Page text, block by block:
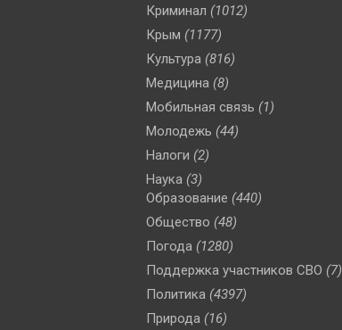
Криминал (1012)
Крым (1177)
Культура (816)
Медицина (8)
Мобильная связь (1)
Молодежь (44)
Налоги (2)
Наука (3)
Образование (440)
Общество (48)
Погода (1280)
Поддержка участников СВО (7)
Политика (4397)
Природа (16)